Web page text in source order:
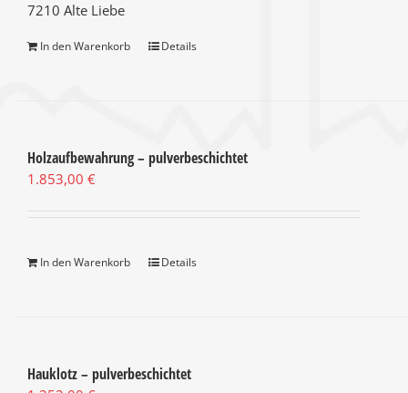
7210 Alte Liebe
In den Warenkorb Details
Holzaufbewahrung – pulverbeschichtet
1.853,00 €
In den Warenkorb Details
Hauklotz – pulverbeschichtet